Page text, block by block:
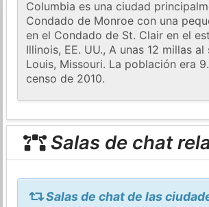
Columbia es una ciudad
Condado de Monroe con una
en el Condado de St. Clair en el
Illinois, EE. UU., A unas 12 millas al
Louis, Missouri. La población era
censo de 2010.
Salas de chat
Salas de chat de las